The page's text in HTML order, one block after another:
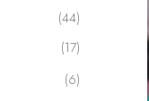
(44)
(17)
(6)